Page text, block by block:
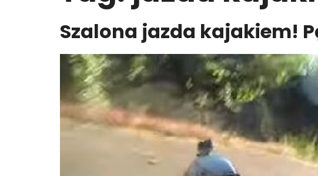
Szalona jazda kajakiem!